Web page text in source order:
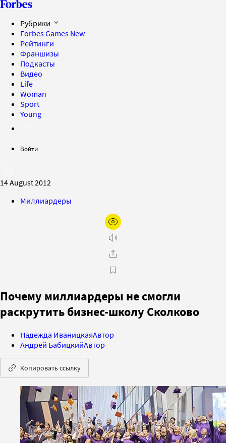
Рубрики
Forbes Games New
Рейтинги
Франшизы
Подкасты
Видео
Life
Woman
Sport
Young
Войти
14 August 2012
Миллиардеры
Почему миллиардеры не смогли
раскрутить бизнес-школу Сколково
Надежда ИваницкаяАвтор
Андрей БабицкийАвтор
Копировать ссылку